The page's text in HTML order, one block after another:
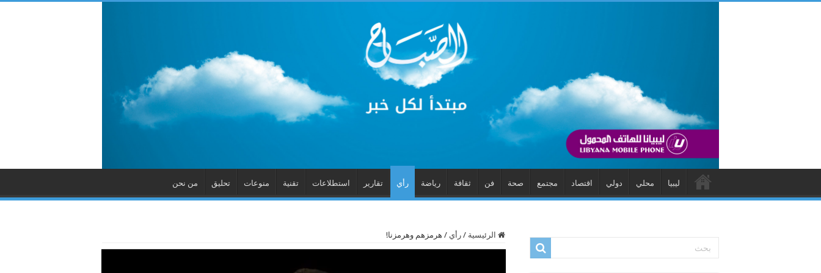
ليبيا محلي دولي اقتصاد مجتمع صحة فن ثقافة رياضة رأي تقارير استطلاعات تقنية منوعات تحليق من نحن
الرئيسية / رأي / هرمزهم وهرمزنا!